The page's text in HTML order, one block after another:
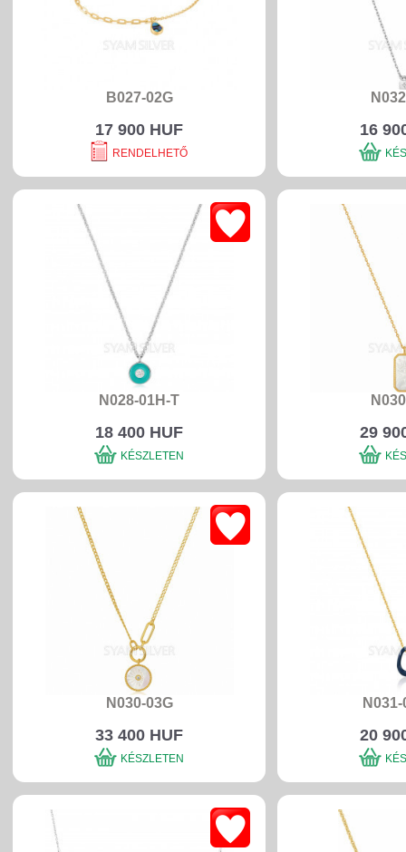
B027-02G
17 900 HUF
RENDELHETŐ
16
N028-01H-T
18 400 HUF
KÉSZLETEN
29
N030-03G
33 400 HUF
KÉSZLETEN
20